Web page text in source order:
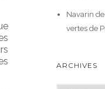
Navarin
vertes de
ARCHIVES